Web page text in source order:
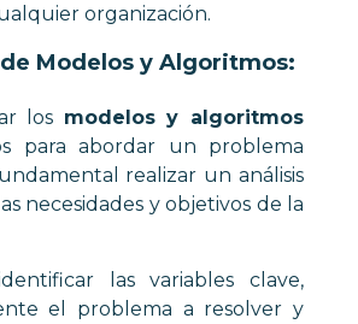
organización.
Modelos y Algoritmos:
los modelos y algoritmos
para abordar un problema
realizar un análisis
necesidades y objetivos de la
las variables clave,
el problema a resolver y